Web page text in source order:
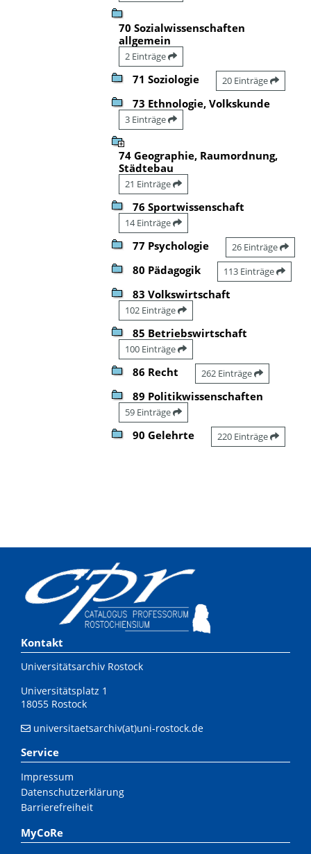
70 Sozialwissenschaften
allgemein
2 Einträge
71 Soziologie 20 Einträge
73 Ethnologie, Volkskunde
3 Einträge
74 Geographie, Raumordnung,
Städtebau
21 Einträge
76 Sportwissenschaft
14 Einträge
77 Psychologie 26 Einträge
80 Pädagogik 113 Einträge
83 Volkswirtschaft
102 Einträge
85 Betriebswirtschaft
100 Einträge
86 Recht 262 Einträge
89 Politikwissenschaften
59 Einträge
90 Gelehrte 220 Einträge
Kontakt
Universitätsarchiv Rostock
Universitätsplatz 1
18055 Rostock
universitaetsarchiv(at)uni-rostock.de
Service
Impressum
Datenschutzerklärung
Barrierefreiheit
MyCoRe